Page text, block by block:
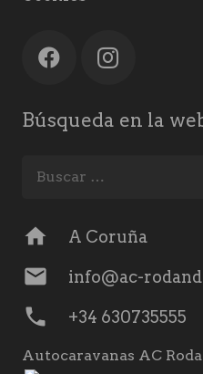
Búsqueda en la
home A Coruña
mail info@ac-
phone +34 630735555
Autocaravanas AC